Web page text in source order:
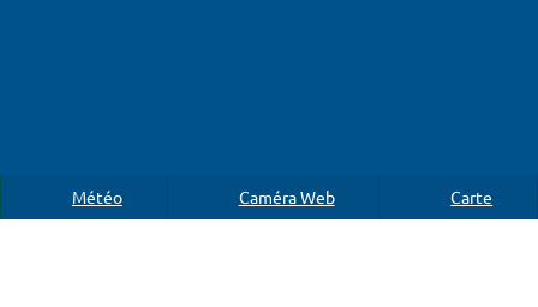
Météo Caméra Web Carte